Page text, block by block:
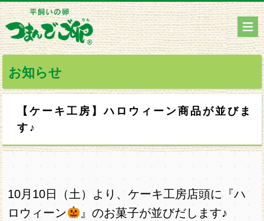
お知らせ
【ケーキ工房】ハロウィーン商品が並びま
す♪
10月10日（土）より、ケーキ工房店頭に『ハ
ロウィーン
』のお菓子が並びだします♪